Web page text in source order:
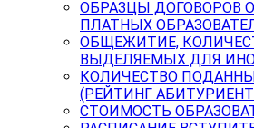
ОБРАЗЦЫ ДОГОВОРОВ
ПЛАТНЫХ
ОБЩЕЖИТИЕ,
ВЫДЕЛЯЕМЫХ ДЛЯ
КОЛИЧЕСТВО
(РЕЙТИНГ
СТОИМОСТЬ